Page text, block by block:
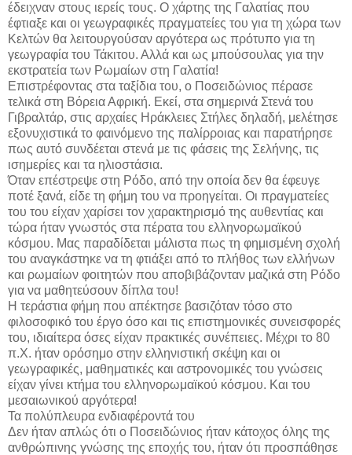
έδειχναν στους ιερείς τους. Ο χάρτης της Γαλατίας που
έφτιαξε και οι γεωγραφικές πραγματείες του για τη χώρα των
Κελτών θα λειτουργούσαν αργότερα ως πρότυπο για τη
γεωγραφία του Τάκιτου. Αλλά και ως μπούσουλας για την
εκστρατεία των Ρωμαίων στη Γαλατία!
Επιστρέφοντας στα ταξίδια του, ο Ποσειδώνιος πέρασε
τελικά στη Βόρεια Αφρική. Εκεί, στα σημερινά Στενά του
Γιβραλτάρ, στις αρχαίες Ηράκλειες Στήλες δηλαδή, μελέτησε
εξονυχιστικά το φαινόμενο της παλίρροιας και παρατήρησε
πως αυτό συνδέεται στενά με τις φάσεις της Σελήνης, τις
ισημερίες και τα ηλιοστάσια.
Όταν επέστρεψε στη Ρόδο, από την οποία δεν θα έφευγε
ποτέ ξανά, είδε τη φήμη του να προηγείται. Οι πραγματείες
του του είχαν χαρίσει τον χαρακτηρισμό της αυθεντίας και
τώρα ήταν γνωστός στα πέρατα του ελληνορωμαϊκού
κόσμου. Μας παραδίδεται μάλιστα πως τη φημισμένη σχολή
του αναγκάστηκε να τη φτιάξει από το πλήθος των ελλήνων
και ρωμαίων φοιτητών που αποβιβάζονταν μαζικά στη Ρόδο
για να μαθητεύσουν δίπλα του!
Η τεράστια φήμη που απέκτησε βασιζόταν τόσο στο
φιλοσοφικό του έργο όσο και τις επιστημονικές συνεισφορές
του, ιδιαίτερα όσες είχαν πρακτικές συνέπειες. Μέχρι το 80
π.Χ. ήταν ορόσημο στην ελληνιστική σκέψη και οι
γεωγραφικές, μαθηματικές και αστρονομικές του γνώσεις
είχαν γίνει κτήμα του ελληνορωμαϊκού κόσμου. Και του
μεσαιωνικού αργότερα!
Τα πολύπλευρα ενδιαφέροντά του
Δεν ήταν απλώς ότι ο Ποσειδώνιος ήταν κάτοχος όλης της
ανθρώπινης γνώσης της εποχής του, ήταν ότι προσπάθησε